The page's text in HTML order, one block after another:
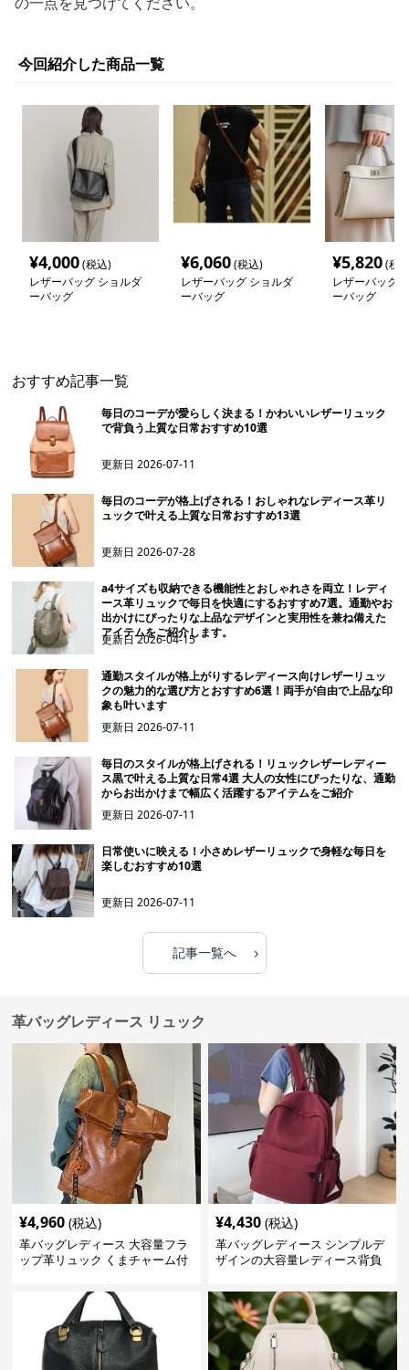
今回紹介した商品一覧
¥4,000(税込)
レザーバッグ ショルダ
ーバッグ
¥6,060(税込)
レザーバッグ ショルダ
ーバッグ
¥5,820(税
レザーバッグ
ーバッグ
おすすめ記事一覧
毎日のコーデが愛らしく決まる！かわいいレザーリュック
で背負う上質な日常おすすめ10選
更新日2026-07-11
毎日のコーデが格上げされる！おしゃれなレディース革リ
ュックで叶える上質な日常おすすめ13選
更新日2026-07-28
a4サイズも収納できる機能性とおしゃれさを両立！レディ
ース革リュックで毎日を快適にするおすすめ7選。通勤やお
出かけにぴったりな上品なデザインと実用性を兼ね備えた
アイテムをご紹介します。
更新日2026-04-15
通勤スタイルが格上がりするレディース向けレザーリュッ
クの魅力的な選び方とおすすめ6選！両手が自由で上品な印
象も叶います
更新日2026-07-11
毎日のスタイルが格上げされる！リュックレザーレディー
ス黒で叶える上質な日常4選 大人の女性にぴったりな、通勤
からお出かけまで幅広く活躍するアイテムをご紹介
更新日2026-07-11
日常使いに映える！小さめレザーリュックで身軽な毎日を
楽しむおすすめ10選
更新日2026-07-11
記事一覧へ ›
革バッグレディース リュック
¥4,960 (税込)
革バッグレディース 大容量フラ
ップ革リュック くまチャーム付
¥4,430 (税込)
革バッグレディース シンプルデ
ザインの大容量レディース背負